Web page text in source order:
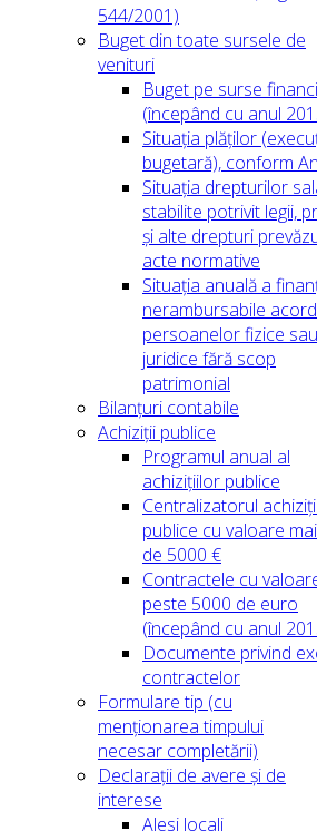
544/2001)
Buget din toate sursele de
venituri
Buget pe surse
(începând cu anul
Situația plăților
bugetară), conform
Situația drepturilor
stabilite potrivit legii,
și alte drepturi
acte normative
Situația anuală a
nerambursabile
persoanelor fizice sau
juridice fără scop
patrimonial
Bilanțuri contabile
Achiziții publice
Programul anual al
achizițiilor publice
Centralizatorul
publice cu valoare
de 5000 €
Contractele cu
peste 5000 de euro
(începând cu anul
Documente privind
contractelor
Formulare tip (cu
menționarea timpului
necesar completării)
Declarații de avere și de
interese
Alesi locali